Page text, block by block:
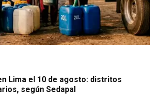
Lima el 10 de agosto: distritos
según Sedapal